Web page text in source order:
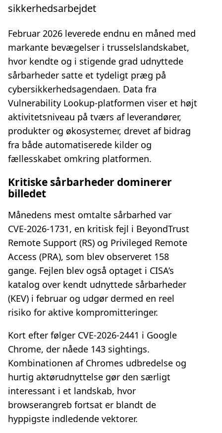
sikkerhedsarbejdet
Februar 2026 leverede endnu en måned med
markante bevægelser i trusselslandskabet,
hvor kendte og i stigende grad udnyttede
sårbarheder satte et tydeligt præg på
cybersikkerhedsagendaen. Data fra
Vulnerability Lookup-platformen viser et højt
aktivitetsniveau på tværs af leverandører,
produkter og økosystemer, drevet af bidrag
fra både automatiserede kilder og
fællesskabet omkring platformen.
Kritiske sårbarheder dominerer
billedet
Månedens mest omtalte sårbarhed var
CVE‑2026‑1731, en kritisk fejl i BeyondTrust
Remote Support (RS) og Privileged Remote
Access (PRA), som blev observeret 158
gange. Fejlen blev også optaget i CISA’s
katalog over kendt udnyttede sårbarheder
(KEV) i februar og udgør dermed en reel
risiko for aktive kompromitteringer.
Kort efter følger CVE‑2026‑2441 i Google
Chrome, der nåede 143 sightings.
Kombinationen af Chromes udbredelse og
hurtig aktørudnyttelse gør den særligt
interessant i et landskab, hvor
browserangreb fortsat er blandt de
hyppigste indledende vektorer.